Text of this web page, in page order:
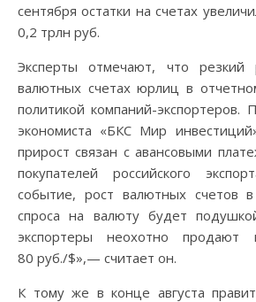
сентября остатки на счетах
0,2 трлн руб.
Эксперты отмечают, что резкий
валютных счетах юрлиц в
политикой компаний-экспортеров.
экономиста «БКС Мир
прирост связан с авансовыми
покупателей российского
событие, рост валютных счетов в
спроса на валюту будет
экспортеры неохотно продают
80 руб./$»,— считает он.
К тому же в конце августа